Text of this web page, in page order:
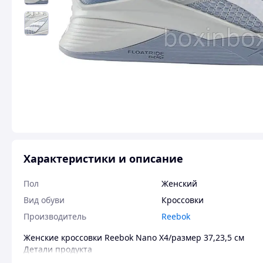
Характеристики и описание
Пол
Женский
Вид обуви
Кроссовки
Производитель
Reebok
Женские кроссовки Reebok Nano X4/размер 37,23,5 см
Детали продукта